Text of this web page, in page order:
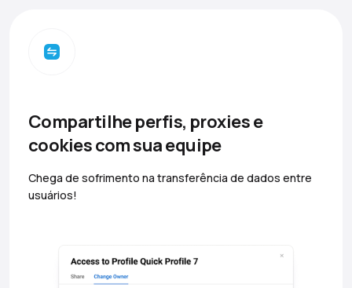
Compartilhe perfis, proxies e
cookies com sua equipe
Chega de sofrimento na transferência de dados entre
usuários!